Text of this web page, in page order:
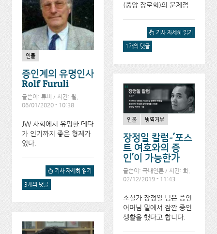
(중앙 장로회)의 문제점
[ENG] ROLF FURULI의
PDF에 대해서
기사 자세히 읽기
1개의 댓글
인물
증인계의 유명인사
Rolf Furuli
글쓴이: 류비 / 시간: 월,
06/01/2020 - 10:38
JW 사회에서 유명한 데다
가 인기까지 좋은 형제가
있다.
증인계의 유명인사 ROLF
FURULI 에 대해서
기사 자세히 읽기
3개의 댓글
인물 병역거부
장정일 칼럼-'포스
트 여호와의 증
인'이 가능한가
글쓴이: 국내언론 / 시간: 화,
02/12/2019 - 11:43
소설가 장정일 님은 증인
어머님 밑에서 잠깐 증인
생활을 했다고 합니다.